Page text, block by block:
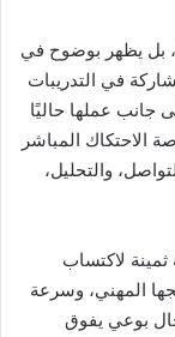
بل يظهر بوضوح في
في التدريبات
جانب عملها حاليًا
الاحتكاك المباشر
والتحليل،
لاكتساب
المهني، وسرعة
بوعي يفوق